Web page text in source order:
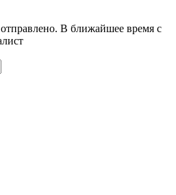
В ближайшее время с